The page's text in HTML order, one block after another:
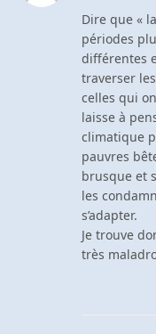
Dire que «
périodes
différentes
traverser
celles qui
laisse à
climatique
pauvres
brusque et
les
s’adapter.
Je trouve
très